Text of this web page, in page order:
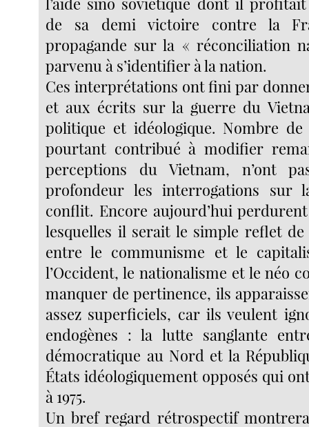
de sa demi victoire contre la
propagande sur la « réconciliation
parvenu à s’identifier à la nation.
Ces interprétations ont fini par
et aux écrits sur la guerre du
politique et idéologique. Nombre
pourtant contribué à modifier
perceptions du Vietnam, n’ont
profondeur les interrogations sur
conflit. Encore aujourd’hui
lesquelles il serait le simple reflet
entre le communisme et le
l’Occident, le nationalisme et le néo
manquer de pertinence, ils
assez superficiels, car ils veulent
endogènes : la lutte sanglante
démocratique au Nord et la
États idéologiquement opposés qui
à 1975.
Un bref regard rétrospectif